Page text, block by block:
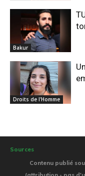
Bakur
Droits de l'Homme
Sources
Contenu publié